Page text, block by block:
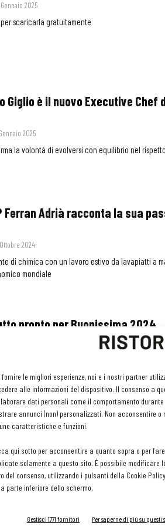
fornire le migliori esperienze, noi e i nostri partner
alle informazioni del dispositivo. Il consenso a
dati personali come il comportamento
annunci (non) personalizzati. Non acconsentire
caratteristiche e funzioni.
qui sotto per acconsentire a quanto sopra o per
solamente a questo sito. È possibile modificare
del consenso, utilizzando i pulsanti della Cookie
parte inferiore dello schermo.
Gestisci 1771 fornitori Per saperne di più su questi
2025
scaricarla gratuitamente
Giglio è il nuovo Executive
2025
la volontà di evolversi con equilibrio nel
Ferran Adrià racconta la sua
2024
di chimica con un lavoro estivo da lavapiatti a
mondiale
pronto per Buonissima 2024
alle peroferie, dal 22 al 27 ottobre
la nuova Maison Capriccioli,
2024
Mandura e Andrea Turchi